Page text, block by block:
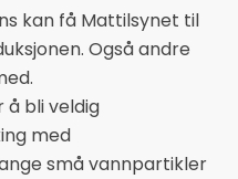
kan få Mattilsynet til
Også andre
å bli veldig
med
små vannpartikler